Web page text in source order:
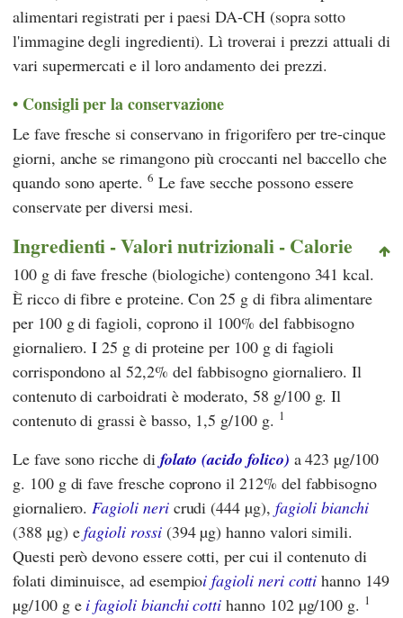
alimentari registrati per i paesi DA-CH (sopra sotto
l'immagine degli ingredienti). Lì troverai i prezzi attuali di
vari supermercati e il loro andamento dei prezzi.
Consigli per la conservazione
Le fave fresche si conservano in frigorifero per tre-cinque
giorni, anche se rimangono più croccanti nel baccello che
quando sono aperte. 6 Le fave secche possono essere
conservate per diversi mesi.
Ingredienti - Valori nutrizionali - Calorie
100 g di fave fresche (biologiche) contengono 341 kcal.
È ricco di fibre e proteine. Con 25 g di fibra alimentare
per 100 g di fagioli, coprono il 100% del fabbisogno
giornaliero. I 25 g di proteine per 100 g di fagioli
corrispondono al 52,2% del fabbisogno giornaliero. Il
contenuto di carboidrati è moderato, 58 g/100 g. Il
contenuto di grassi è basso, 1,5 g/100 g. 1
Le fave sono ricche di folato (acido folico) a 423 µg/100
g. 100 g di fave fresche coprono il 212% del fabbisogno
giornaliero.Fagioli nericrudi (444 µg), fagioli bianchi
(388 µg) efagioli rossi(394 µg) hanno valori simili.
Questi però devono essere cotti, per cui il contenuto di
folati diminuisce, ad esempioi fagioli neri cotti hanno 149
µg/100 g e i fagioli bianchi cotti hanno 102 µg/100 g. 1